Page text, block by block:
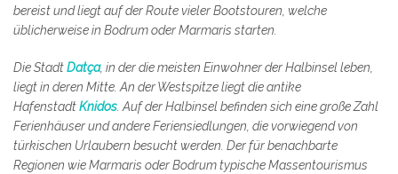
bereist und liegt auf der Route vieler Bootstouren, welche
üblicherweise in Bodrum oder Marmaris starten.
Die StadtDatça, in der die meisten Einwohner der Halbinsel leben,
liegt in deren Mitte. An der Westspitze liegt die antike
HafenstadtKnidos. Auf der Halbinsel befinden sich eine große Zahl
Ferienhäuser und andere Feriensiedlungen, die vorwiegend von
türkischen Urlaubern besucht werden. Der für benachbarte
Regionen wie Marmaris oder Bodrum typische Massentourismus